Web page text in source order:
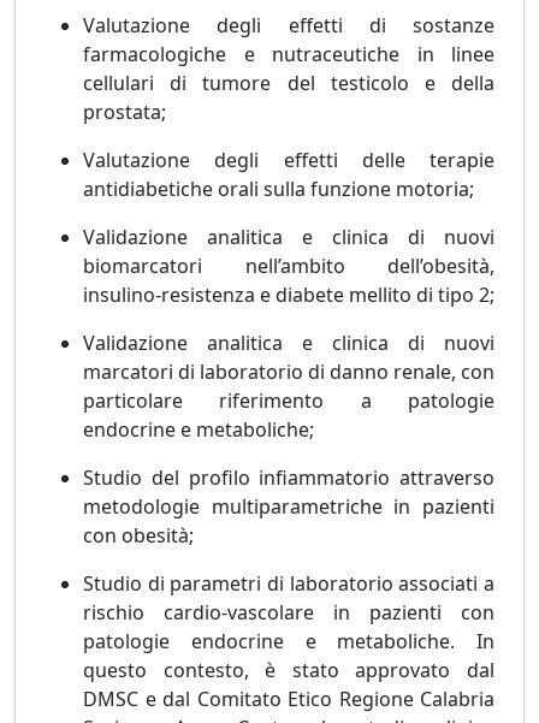
Valutazione degli effetti di sostanze
farmacologiche e nutraceutiche in linee
cellulari di tumore del testicolo e della
prostata;
Valutazione degli effetti delle terapie
antidiabetiche orali sulla funzione motoria;
Validazione analitica e clinica di nuovi
biomarcatori nell’ambito dell’obesità,
insulino-resistenza e diabete mellito di tipo 2;
Validazione analitica e clinica di nuovi
marcatori di laboratorio di danno renale, con
particolare riferimento a patologie
endocrine e metaboliche;
Studio del profilo infiammatorio attraverso
metodologie multiparametriche in pazienti
con obesità;
Studio di parametri di laboratorio associati a
rischio cardio-vascolare in pazienti con
patologie endocrine e metaboliche. In
questo contesto, è stato approvato dal
DMSC e dal Comitato Etico Regione Calabria